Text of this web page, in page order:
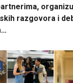
razgovora i